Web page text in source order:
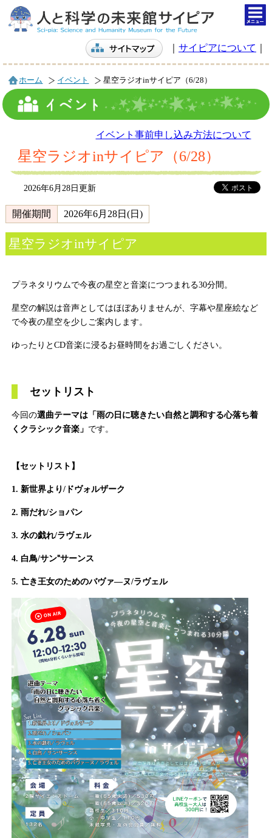
サイピアについて
ホーム イベント 星空ラジオinサイピア（6/28）
イベント事前申し込み方法について
星空ラジオinサイピア（6/28）
2026年6月28日更新
開催期間 2026年6月28日(日)
星空ラジオinサイピア
プラネタリウムで今夜の星空と音楽につつまれる30分間。
星空の解説は音声としてはほぼありませんが、字幕や星座絵など
で今夜の星空を少しご案内します。
ゆったりとCD音楽に浸るお昼時間をお過ごしください。
セットリスト
今回の選曲テーマは「雨の日に聴きたい自然と調和する心落ち着
くクラシック音楽」 です。
【セットリスト】
1. 新世界より/ドヴォルザーク
2. 雨だれ/ショパン
3. 水の戯れ/ラヴェル
4. 白鳥/サン⁼サーンス
5. 亡き王女のためのバヴァ―ヌ/ラヴェル